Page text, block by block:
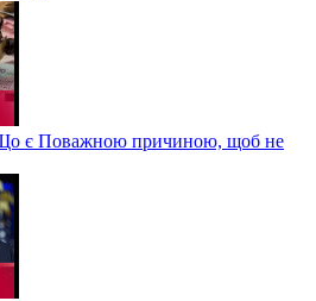
є Поважною причиною, щоб не